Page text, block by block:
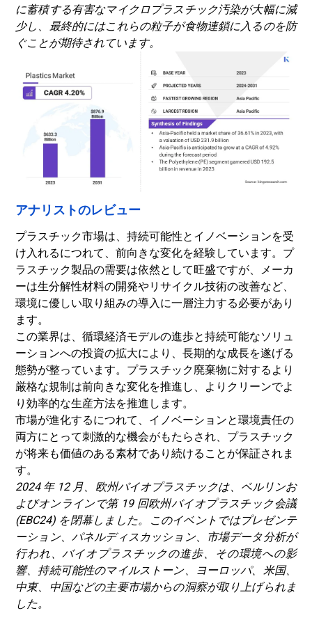
に蓄積する有害なマイクロプラスチック汚染が大幅に減
少し、最終的にはこれらの粒子が食物連鎖に入るのを防
ぐことが期待されています。
アナリストのレビュー
プラスチック市場は、持続可能性とイノベーションを受
け入れるにつれて、前向きな変化を経験しています。プ
ラスチック製品の需要は依然として旺盛ですが、メーカ
ーは生分解性材料の開発やリサイクル技術の改善など、
環境に優しい取り組みの導入に一層注力する必要があり
ます。
この業界は、循環経済モデルの進歩と持続可能なソリュ
ーションへの投資の拡大により、長期的な成長を遂げる
態勢が整っています。プラスチック廃棄物に対するより
厳格な規制は前向きな変化を推進し、よりクリーンでよ
り効率的な生産方法を推進します。
市場が進化するにつれて、イノベーションと環境責任の
両方にとって刺激的な機会がもたらされ、プラスチック
が将来も価値のある素材であり続けることが保証されま
す。
2024 年 12 月、欧州バイオプラスチックは、ベルリンお
よびオンラインで第 19 回欧州バイオプラスチック会議
(EBC24) を閉幕しました。このイベントではプレゼンテ
ーション、パネルディスカッション、市場データ分析が
行われ、バイオプラスチックの進歩、その環境への影
響、持続可能性のマイルストーン、ヨーロッパ、米国、
中東、中国などの主要市場からの洞察が取り上げられま
した。